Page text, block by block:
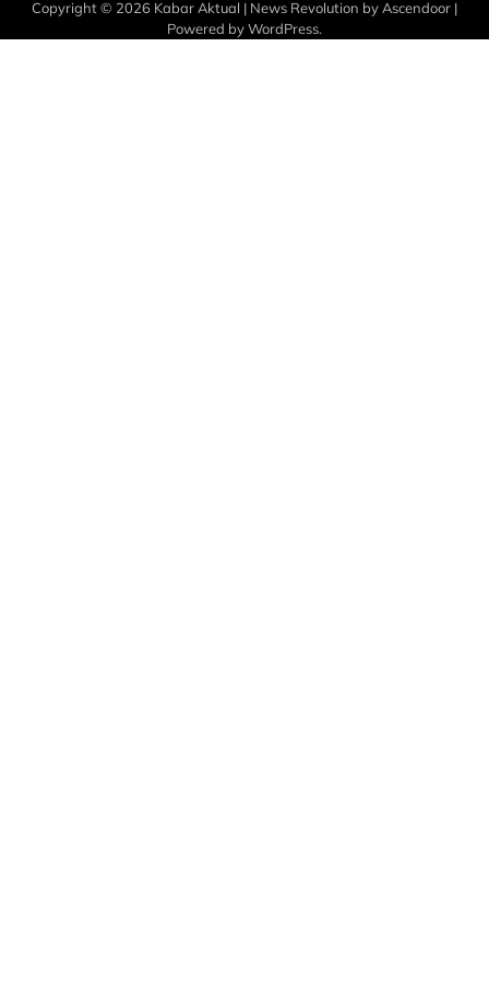
Copyright © 2026 Kabar Aktual | News Revolution by Ascendoor |
Powered byWordPress.